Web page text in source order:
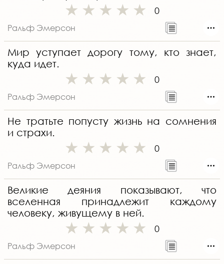
0
Ральф Эмерсон
Мир уступает дорогу тому, кто знает,
куда идет.
0
Ральф Эмерсон
Не тратьте попусту жизнь на сомнения
и страхи.
0
Ральф Эмерсон
Великие деяния показывают, что
вселенная принадлежит каждому
человеку, живущему в ней.
0
Ральф Эмерсон